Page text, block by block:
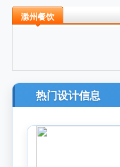
滁州餐饮
热门设计信息